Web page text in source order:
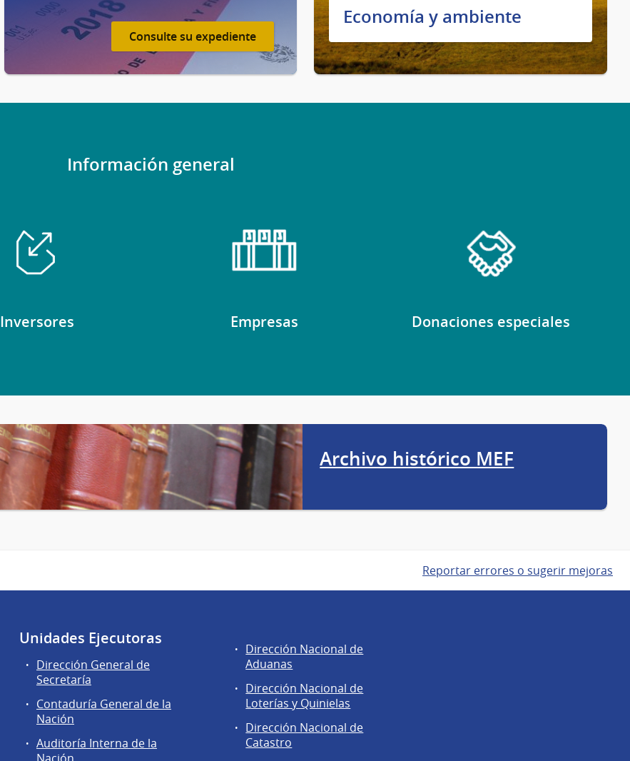
Consulte su expediente
Economía y ambiente
Información general
Inversores Empresas Donaciones especiales
Archivo histórico MEF
Reportar errores o sugerir mejoras
Unidades Ejecutoras
Dirección General de
Secretaría
Contaduría General de la
Nación
Auditoría Interna de la
Áreas
de
Dirección
General
de
Secretaría
Dirección Nacional de
Aduanas
Dirección Nacional de
Loterías y Quinielas
Dirección Nacional de
Catastro